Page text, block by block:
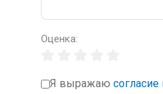
Оценка:
Я выражаю